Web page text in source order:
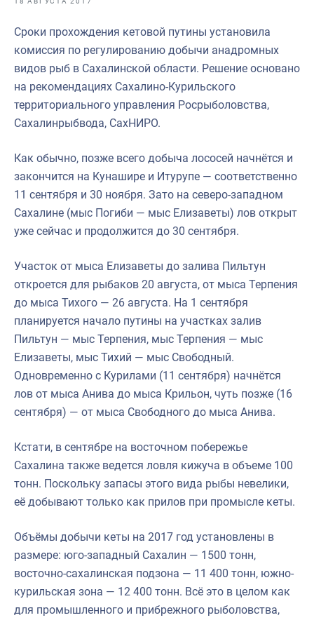
Выставки и конференции
Научно-практическая литература
Рыбоохрана России
Укрепление духовно-нравственных ценностей
События в России и мире
Сроки прохождения кетовой путины установила
комиссия по регулированию добычи анадромных
видов рыб в Сахалинской области. Решение основано
на рекомендациях Сахалино-Курильского
территориального управления Росрыболовства,
Сахалинрыбвода, СахНИРО.
Как обычно, позже всего добыча лососей начнётся и
закончится на Кунашире и Итурупе — соответственно
11 сентября и 30 ноября. Зато на северо-западном
Сахалине (мыс Погиби — мыс Елизаветы) лов открыт
уже сейчас и продолжится до 30 сентября.
Участок от мыса Елизаветы до залива Пильтун
откроется для рыбаков 20 августа, от мыса Терпения
до мыса Тихого — 26 августа. На 1 сентября
планируется начало путины на участках залив
Пильтун — мыс Терпения, мыс Терпения — мыс
Елизаветы, мыс Тихий — мыс Свободный.
Одновременно с Курилами (11 сентября) начнётся
лов от мыса Анива до мыса Крильон, чуть позже (16
сентября) — от мыса Свободного до мыса Анива.
Кстати, в сентябре на восточном побережье
Сахалина также ведется ловля кижуча в объеме 100
тонн. Поскольку запасы этого вида рыбы невелики,
её добывают только как прилов при промысле кеты.
Объёмы добычи кеты на 2017 год установлены в
размере: юго-западный Сахалин — 1500 тонн,
восточно-сахалинская подзона — 11 400 тонн, южно-
курильская зона — 12 400 тонн. Всё это в целом как
для промышленного и прибрежного рыболовства,